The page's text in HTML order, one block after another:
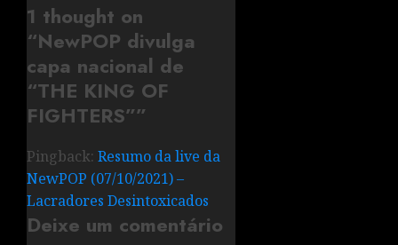
1 thought on
“NewPOP divulga
capa nacional de
“THE KING OF
FIGHTERS””
Pingback: Resumo da live da
NewPOP (07/10/2021) –
Lacradores Desintoxicados
Deixe um comentário